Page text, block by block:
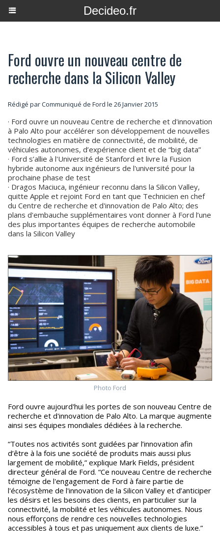
Decideo.fr
Ford ouvre un nouveau centre de
recherche dans la Silicon Valley
Rédigé par Communiqué de Ford le 26 Janvier 2015
· Ford ouvre un nouveau Centre de recherche et d'innovation
à Palo Alto pour accélérer son développement de nouvelles
technologies en matière de connectivité, de mobilité, de
véhicules autonomes, d’expérience client et de “big data”
· Ford s’allie à l'Université de Stanford et livre la Fusion
hybride autonome aux ingénieurs de l'université pour la
prochaine phase de test
· Dragos Maciuca, ingénieur reconnu dans la Silicon Valley,
quitte Apple et rejoint Ford en tant que Technicien en chef
du Centre de recherche et d'innovation de Palo Alto; des
plans d'embauche supplémentaires vont donner à Ford l’une
des plus importantes équipes de recherche automobile
dans la Silicon Valley
Photo Ford
Ford ouvre aujourd'hui les portes de son nouveau Centre de
recherche et d'innovation de Palo Alto. La marque augmente
ainsi ses équipes mondiales dédiées à la recherche.
“Toutes nos activités sont guidées par l’innovation afin
d’être à la fois une société de produits mais aussi plus
largement de mobilité,” explique Mark Fields, président
directeur général de Ford. “Ce nouveau Centre de recherche
témoigne de l'engagement de Ford à faire partie de
l'écosystème de l'innovation de la Silicon Valley et d’anticiper
les désirs et les besoins des clients, en particulier sur la
connectivité, la mobilité et les véhicules autonomes. Nous
nous efforçons de rendre ces nouvelles technologies
accessibles à tous et pas uniquement aux clients de luxe.”